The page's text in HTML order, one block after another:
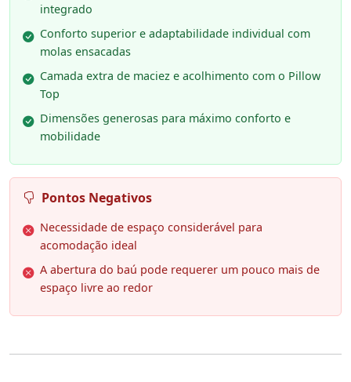
integrado
Conforto superior e adaptabilidade individual com
molas ensacadas
Camada extra de maciez e acolhimento com o Pillow
Top
Dimensões generosas para máximo conforto e
mobilidade
Pontos Negativos
Necessidade de espaço considerável para
acomodação ideal
A abertura do baú pode requerer um pouco mais de
espaço livre ao redor